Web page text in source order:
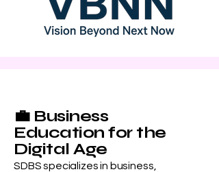
💼 Business
Education for the
Digital Age
SDBS specializes in business,